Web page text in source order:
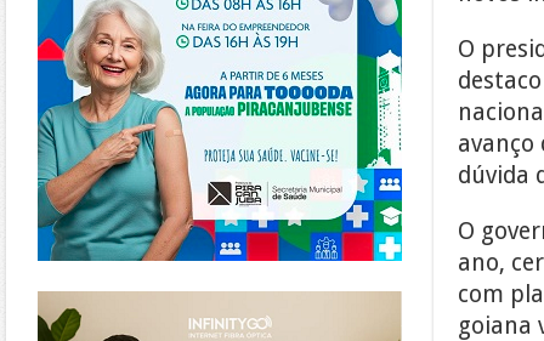
O
avanço
dúvida
O
ano,
com
goiana
https://www.infinitygo.com.br/